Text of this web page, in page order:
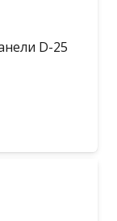
D-25